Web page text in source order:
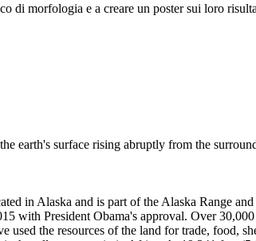
di morfologia e a creare un poster sui loro
earth's surface rising abruptly from the
in Alaska and is part of the Alaska Range
with President Obama's approval. Over
used the resources of the land for trade, food,